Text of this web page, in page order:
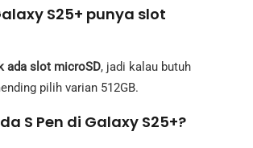
S25+ punya slot
ada slot microSD, jadi kalau butuh
pilih varian 512GB.
S Pen di Galaxy S25+?